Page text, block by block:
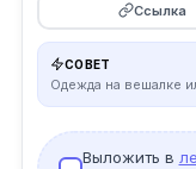
Ссылка
СОВЕТ
Одежда на вешалке
Выложить в